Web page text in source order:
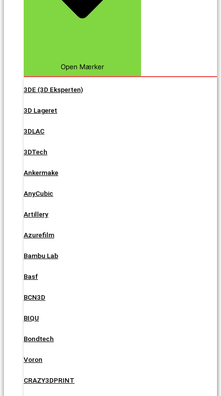
Open Mærker
3DE (3D Eksperten)
3D Lageret
3DLAC
3DTech
Ankermake
AnyCubic
Artillery
Azurefilm
Bambu Lab
Basf
BCN3D
BIQU
Bondtech
Voron
CRAZY3DPRINT